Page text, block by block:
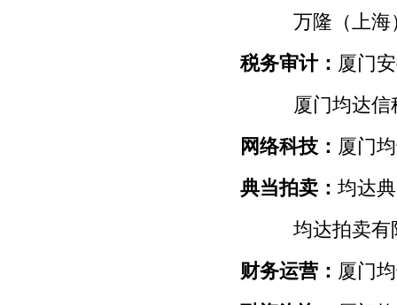
万隆（上海
税务审计： 厦门
厦门均达
网络科技： 厦门
典当拍卖： 均达
均达拍卖有
财务运营： 厦门